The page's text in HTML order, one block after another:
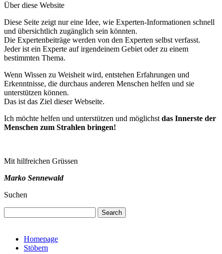
Über diese Website
Diese Seite zeigt nur eine Idee, wie Experten-Informationen schnell
und übersichtlich zugänglich sein könnten.
Die Expertenbeiträge werden von den Experten selbst verfasst.
Jeder ist ein Experte auf irgendeinem Gebiet oder zu einem
bestimmten Thema.
Wenn Wissen zu Weisheit wird, entstehen Erfahrungen und
Erkenntnisse, die durchaus anderen Menschen helfen und sie
unterstützen können.
Das ist das Ziel dieser Webseite.
Ich möchte helfen und unterstützen und möglichst das Innerste der
Menschen zum Strahlen bringen!
Mit hilfreichen Grüssen
Marko Sennewald
Suchen
Search
Homepage
Stöbern